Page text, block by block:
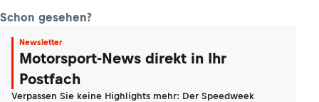
Schon gesehen?
Newsletter
Motorsport-News direkt in Ihr
Postfach
Verpassen Sie keine Highlights mehr: Der Speedweek